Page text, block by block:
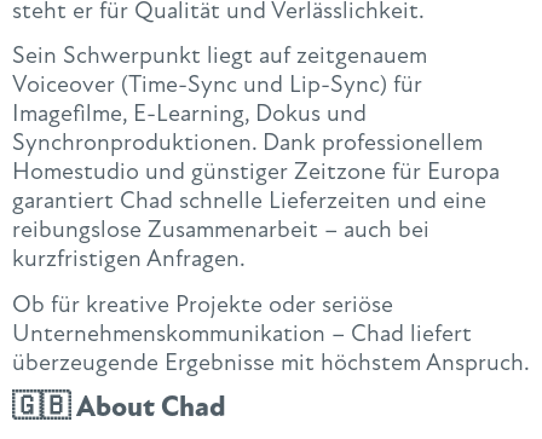
steht er für Qualität und Verlässlichkeit.
Sein Schwerpunkt liegt auf zeitgenauem
Voiceover (Time-Sync und Lip-Sync) für
Imagefilme, E-Learning, Dokus und
Synchronproduktionen. Dank professionellem
Homestudio und günstiger Zeitzone für Europa
garantiert Chad schnelle Lieferzeiten und eine
reibungslose Zusammenarbeit – auch bei
kurzfristigen Anfragen.
Ob für kreative Projekte oder seriöse
Unternehmenskommunikation – Chad liefert
überzeugende Ergebnisse mit höchstem Anspruch.
🇬🇧About Chad